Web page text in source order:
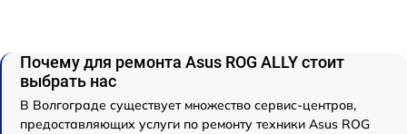
Почему для ремонта Asus ROG ALLY стоит
выбрать нас
В Волгограде существует множество сервис-центров,
предоставляющих услуги по ремонту техники Asus ROG